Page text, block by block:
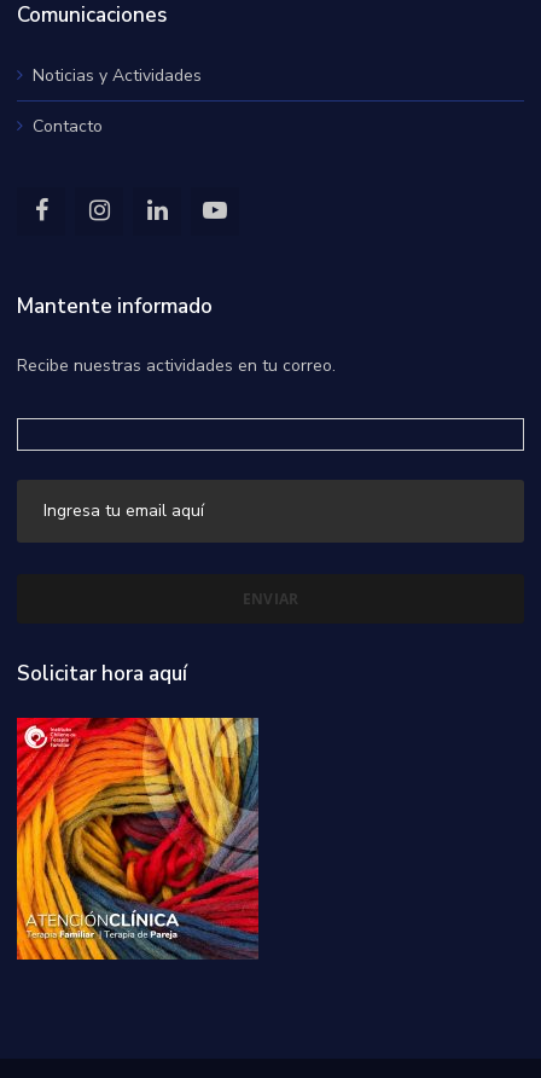
Comunicaciones
Noticias y Actividades
Contacto
Mantente informado
Recibe nuestras actividades en tu correo.
Solicitar hora aquí